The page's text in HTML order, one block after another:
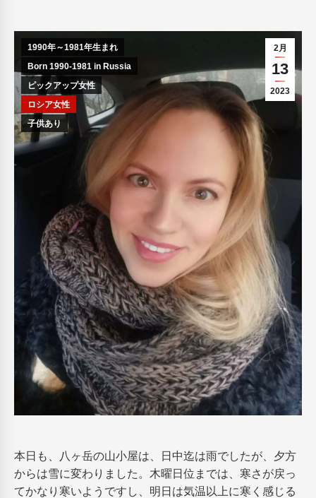
2月
13
2023
1990年～1981年生まれ
Born 1990-1981 in Russia
ピックアップ女性
ロシア女性
子供あり
本日も、八ヶ岳の山小屋は、日中迄は雨でしたが、夕方
からは雪に変わりました。木曜日位までは、寒さが戻っ
てかなり寒いようですし、明日は気温以上に寒く感じる